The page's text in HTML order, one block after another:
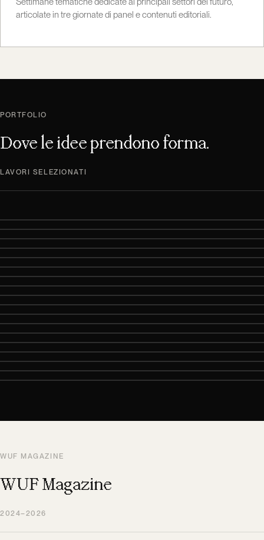
articolate in tre giornate di panel e contenuti editoriali.
PORTFOLIO
Dove le idee prendono forma.
LAVORI SELEZIONATI
WUF MAGAZINE
WUF Magazine
2024–2026